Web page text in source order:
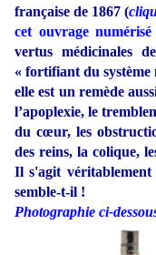
française de 1867 (
cet ouvrage
vertus médicinales
« fortifiant du système
elle est un remède
l’apoplexie, le
du cœur, les
des reins, la colique,
Il s'agit
semble-t-il !
Photographie ci-